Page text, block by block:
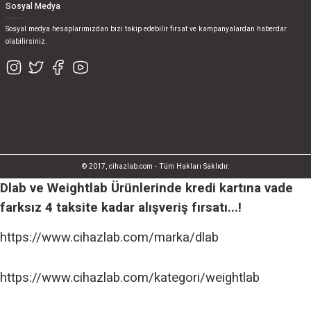
Sosyal Medya
Sosyal medya hesaplarımızdan bizi takip edebilir fırsat ve kampanyalardan haberdar
olabilirsiniz.
© 2017, cihazlab.com - Tüm Hakları Saklıdır.
Dlab ve Weightlab Ürünlerinde kredi kartına vade
farksız 4 taksite kadar alışveriş fırsatı...!
https://www.cihazlab.com/marka/dlab
https://www.cihazlab.com/kategori/weightlab